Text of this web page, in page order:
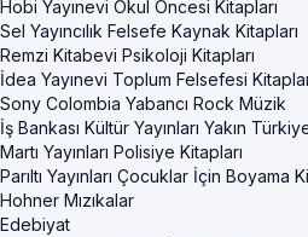
Hobi Yayınevi Okul Öncesi Kitapları
Sel Yayıncılık Felsefe Kaynak Kitapları
Remzi Kitabevi Psikoloji Kitapları
İdea Yayınevi Toplum Felsefesi
Sony Colombia Yabancı Rock Müzik
İş Bankası Kültür Yayınları Yakın
Martı Yayınları Polisiye Kitapları
Parıltı Yayınları Çocuklar İçin Boyama
Hohner Mızıkalar
Edebiyat